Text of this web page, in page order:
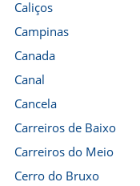
Caliços
Campinas
Canada
Canal
Cancela
Carreiros de Baixo
Carreiros do Meio
Cerro do Bruxo